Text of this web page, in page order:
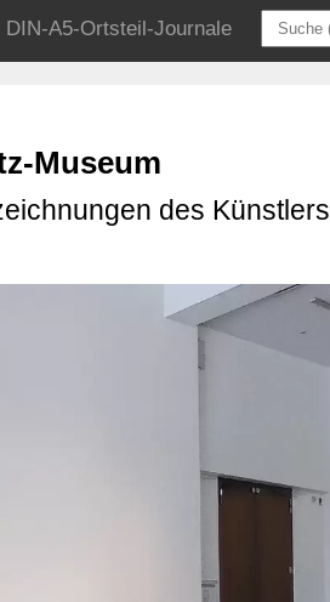
DIN-A5-Ortsteil-Journale
Museum
des Künstlers